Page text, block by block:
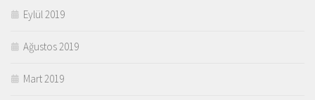
Eylül 2019
Ağustos 2019
Mart 2019